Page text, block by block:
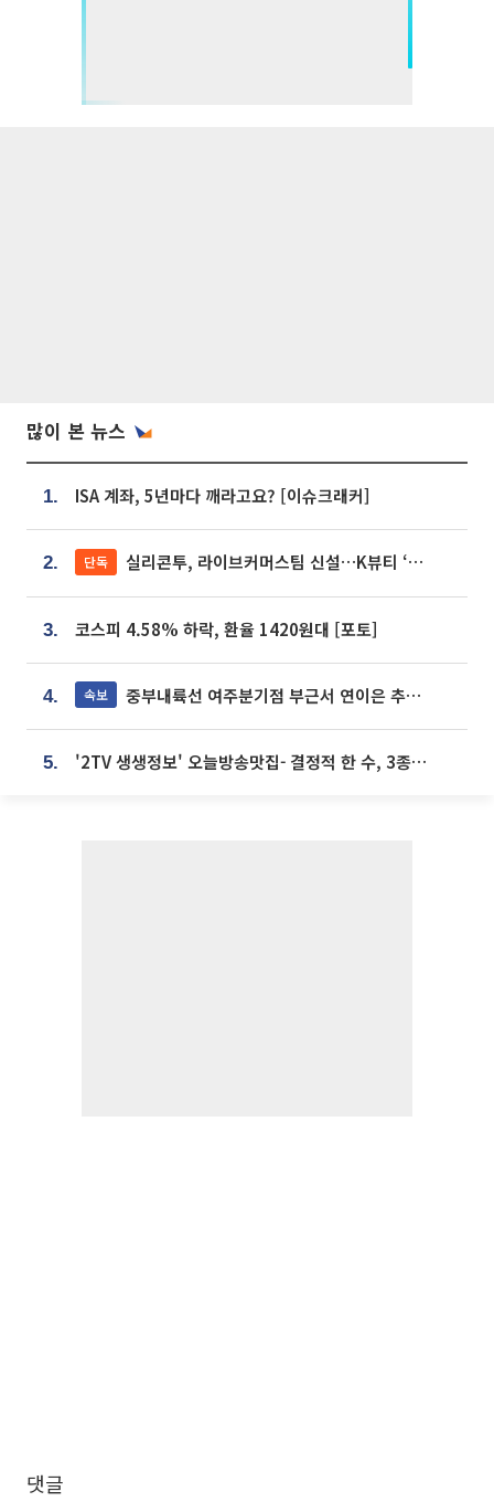
많이 본 뉴스
1. ISA 계좌, 5년마다 깨라고요? [이슈크래커]
2. 단독 실리콘투, 라이브커머스팀 신설…K뷰티 ‘글로벌 판매망’ 확대[K뷰티 라방戰]
3. 코스피 4.58% 하락, 환율 1420원대 [포토]
4. 속보 중부내륙선 여주분기점 부근서 연이은 추돌사고 발생
5. '2TV 생생정보' 오늘방송맛집- 결정적 한 수, 3종 메밀면! 메밀 소바 맛집 '의○○○○'
댓글